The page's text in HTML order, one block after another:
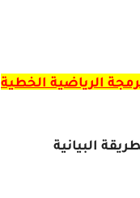
الرياضية الخطية
البيانية